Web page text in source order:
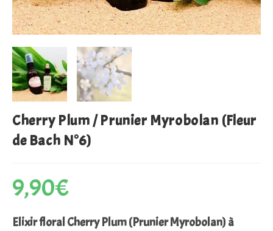
Cherry Plum / Prunier Myrobolan (Fleur
de Bach N°6)
9,90€
Elixir floral Cherry Plum (Prunier Myrobolan) à